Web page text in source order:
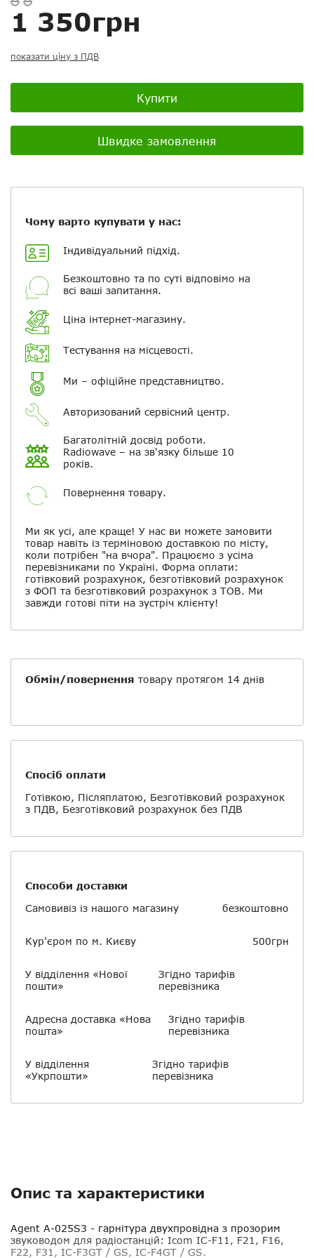
1 350грн
показати ціну з ПДВ
Купити
Швидке замовлення
Чому варто купувати у нас:
Індивідуальний підхід.
Безкоштовно та по суті відповімо на
всі ваші запитання.
Ціна інтернет-магазину.
Тестування на місцевості.
Ми – офіційне представництво.
Авторизований сервісний центр.
Багатолітній досвід роботи.
Radiowave – на зв'язку більше 10
років.
Повернення товару.
Ми як усі, але краще! У нас ви можете замовити
товар навіть із терміновою доставкою по місту,
коли потрібен "на вчора". Працюємо з усіма
перевізниками по Україні. Форма оплати:
готівковий розрахунок, безготівковий розрахунок
з ФОП та безготівковий розрахунок з ТОВ. Ми
завжди готові піти на зустріч клієнту!
Обмін/повернення товару протягом 14 днів
Спосіб оплати
Готівкою, Післяплатою, Безготівковий розрахунок
з ПДВ, Безготівковий розрахунок без ПДВ
Способи доставки
Самовивіз із нашого магазину
безкоштовно
Кур'єром по м. Києву 500грн
У відділення «Нової
пошти»
Згідно тарифів
перевізника
Адресна доставка «Нова
пошта»
Згідно тарифів
перевізника
У відділення
«Укрпошти»
Згідно тарифів
перевізника
Опис та характеристики
Agent A-025S3 - гарнітура двухпровідна з прозорим
звуководом для радіостанцій: Icom IC-F11, F21, F16,
F22, F31, IC-F3GT / GS, IC-F4GT / GS.
Ваш відгук:
Посилання на відео з Youtube:
+ Вибрати файли
Електронна пошта
Повідомляти про відповіді по
Скасувати Залишити відгук